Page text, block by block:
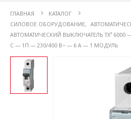
ГЛАВНАЯ
КАТАЛОГ
СИЛОВОЕ ОБОРУДОВАНИЕ,
АВТОМАТИЧЕСКИЙ ВЫКЛЮЧАТЕЛЬ TX³ 6000
C — 1П — 230/400 В~ — 6 А — 1 МОДУЛЬ